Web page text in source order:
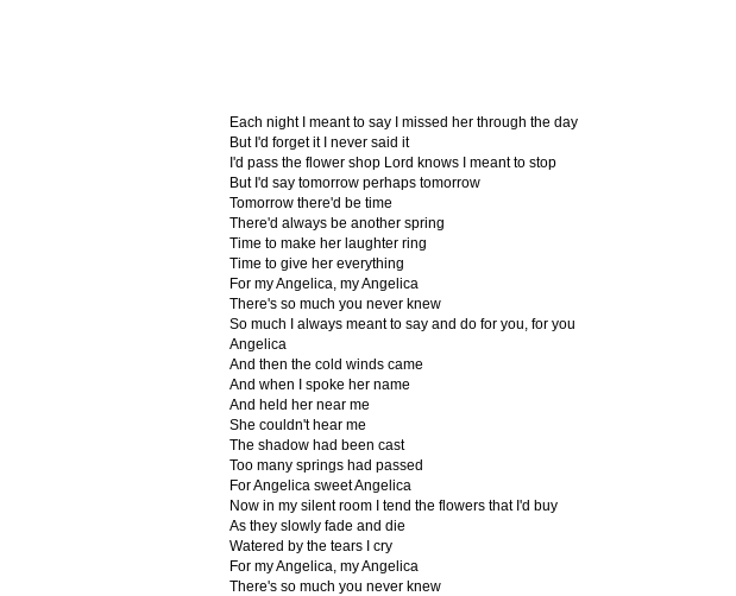
Each night I meant to say I missed her through the day
But I'd forget it I never said it
I'd pass the flower shop Lord knows I meant to stop
But I'd say tomorrow perhaps tomorrow
Tomorrow there'd be time
There'd always be another spring
Time to make her laughter ring
Time to give her everything
For my Angelica, my Angelica
There's so much you never knew
So much I always meant to say and do for you, for you
Angelica
And then the cold winds came
And when I spoke her name
And held her near me
She couldn't hear me
The shadow had been cast
Too many springs had passed
For Angelica sweet Angelica
Now in my silent room I tend the flowers that I'd buy
As they slowly fade and die
Watered by the tears I cry
For my Angelica, my Angelica
There's so much you never knew